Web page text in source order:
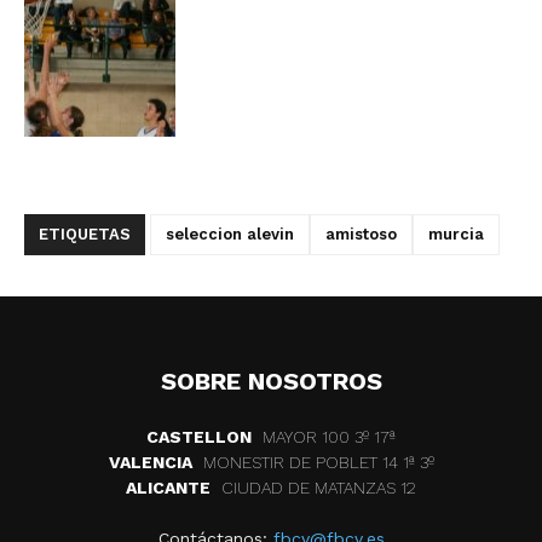
ETIQUETAS seleccion alevin amistoso murcia
SOBRE NOSOTROS
CASTELLON
MAYOR 100 3º 17ª
VALENCIA
MONESTIR DE POBLET 14 1ª 3º
ALICANTE
CIUDAD DE MATANZAS 12
Contáctanos: fbcv@fbcv.es